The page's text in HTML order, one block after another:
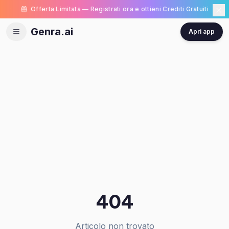
Offerta Limitata — Registrati ora e ottieni Crediti Gratuiti
Genra.ai Apri app
404
Articolo non trovato